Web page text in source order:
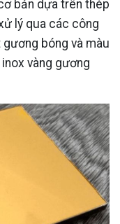
bản dựa trên thép
lý qua các công
bóng và màu
vàng gương